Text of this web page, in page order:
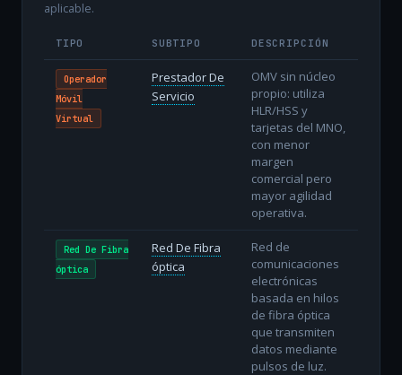
aplicable.
TIPO SUBTIPO DESCRIPCIÓN
Operador
Móvil
Virtual
Prestador De
Servicio
OMV sin núcleo
propio: utiliza
HLR/HSS y
tarjetas del MNO,
con menor
margen
comercial pero
mayor agilidad
operativa.
Red De Fibra
óptica
Red De Fibra
óptica
Red de
comunicaciones
electrónicas
basada en hilos
de fibra óptica
que transmiten
datos mediante
pulsos de luz.